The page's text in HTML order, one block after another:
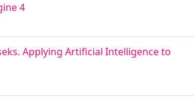
4
Applying Artificial Intelligence to